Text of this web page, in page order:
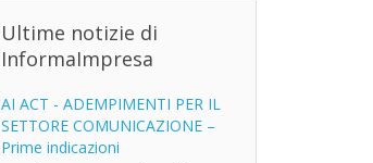
Ultime notizie di
InformaImpresa
AI ACT - ADEMPIMENTI PER IL
SETTORE COMUNICAZIONE –
Prime indicazioni